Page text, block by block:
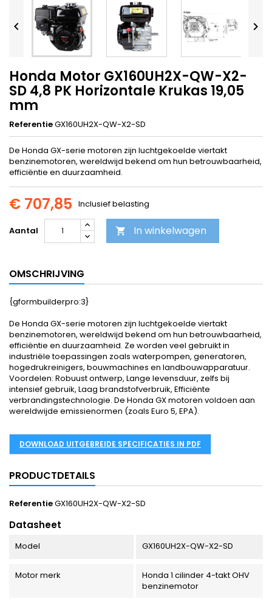
 
Honda Motor GX160UH2X-QW-X2-
SD 4,8 PK Horizontale Krukas 19,05
mm
ReferentieGX160UH2X-QW-X2-SD
De Honda GX-serie motoren zijn luchtgekoelde viertakt
benzinemotoren, wereldwijd bekend om hun betrouwbaarheid,
efficiëntie en duurzaamheid.
€ 707,85 Inclusief belasting
Aantal  In winkelwagen
OMSCHRIJVING
{gformbuilderpro:3}
De Honda GX-serie motoren zijn luchtgekoelde viertakt
benzinemotoren, wereldwijd bekend om hun betrouwbaarheid,
efficiëntie en duurzaamheid. Ze worden veel gebruikt in
industriële toepassingen zoals waterpompen, generatoren,
hogedrukreinigers, bouwmachines en landbouwapparatuur.
Voordelen: Robuust ontwerp, Lange levensduur, zelfs bij
intensief gebruik, Laag brandstofverbruik, Efficiënte
verbrandingstechnologie. De Honda GX motoren voldoen aan
wereldwijde emissienormen (zoals Euro 5, EPA).
DOWNLOAD UITGEBREIDE SPECIFICATIES IN PDF
PRODUCTDETAILS
ReferentieGX160UH2X-QW-X2-SD
Datasheet
Model GX160UH2X-QW-X2-SD
Motor merk
Honda 1 cilinder 4-takt OHV
benzinemotor